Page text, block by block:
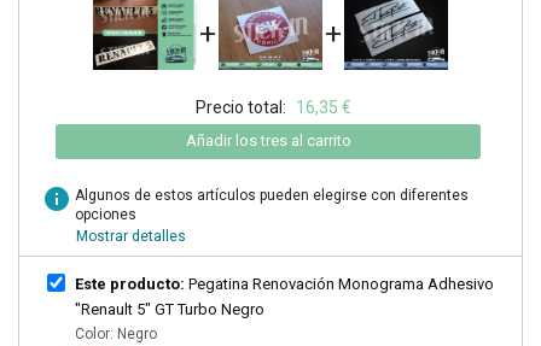
+ +
Precio total: 16,35 €
Añadir los tres al carrito
info Algunos de estos artículos pueden elegirse con diferentes
opciones
Mostrar detalles
Este producto: Pegatina Renovación Monograma Adhesivo
"Renault 5" GT Turbo Negro
Color: Negro